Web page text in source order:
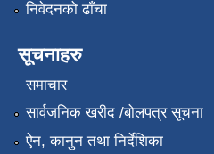
निवेदनको ढाँचा
सूचनाहरु
समाचार
सार्वजनिक खरीद /बोलपत्र सूचना
ऐन, कानुन तथा निर्देशिका